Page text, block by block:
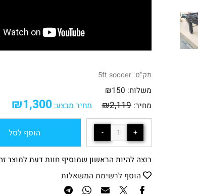
מק"ט:5ft soccer
משלוח: ₪ 150
₪2,119 מחיר מבצע: ₪1,300
הוסף לסל
רוצה להיות הראשון שמוסיף חוות דעת למוצר זה?